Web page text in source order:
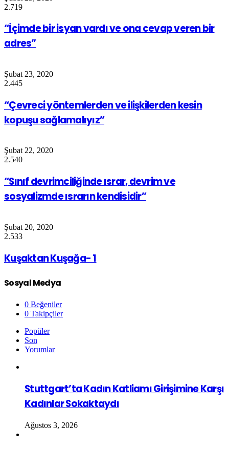
2.719
“İçimde bir isyan vardı ve ona cevap veren bir
adres”
Şubat 23, 2020
2.445
“Çevreci yöntemlerden ve ilişkilerden kesin
kopuşu sağlamalıyız”
Şubat 22, 2020
2.540
“Sınıf devrimciliğinde ısrar, devrim ve
sosyalizmde ısrarın kendisidir”
Şubat 20, 2020
2.533
Kuşaktan Kuşağa- 1
Sosyal Medya
0 Beğeniler
0 Takipçiler
Popüler
Son
Yorumlar
Stuttgart’ta Kadın Katliamı Girişimine Karşı
Kadınlar Sokaktaydı
Ağustos 3, 2026